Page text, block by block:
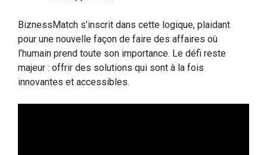
BiznessMatch s’inscrit dans cette logique, plaidant
pour une nouvelle façon de faire des affaires où
l’humain prend toute son importance. Le défi reste
majeur : offrir des solutions qui sont à la fois
innovantes et accessibles.